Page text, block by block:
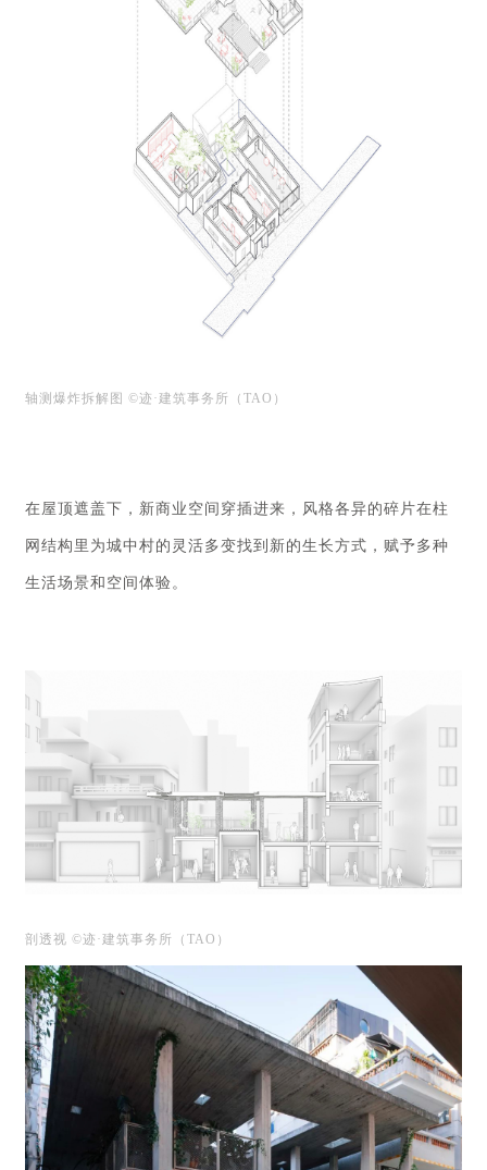
轴测爆炸拆解图 ©迹·建筑事务所（TAO）
在屋顶遮盖下，新商业空间穿插进来，风格各异的碎片在柱
网结构里为城中村的灵活多变找到新的生长方式，赋予多种
生活场景和空间体验。
剖透视 ©迹·建筑事务所（TAO）